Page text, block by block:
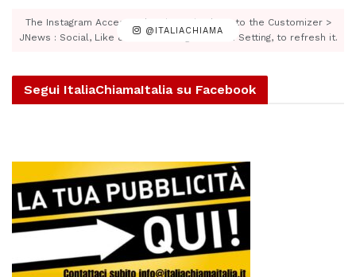
@ITALIACHIAMA
The Instagram Access Token is expired, Go to the Customizer >
JNews : Social, Like & View > Instagram Feed Setting, to refresh it.
Segui ItaliaChiamaItalia su Facebook